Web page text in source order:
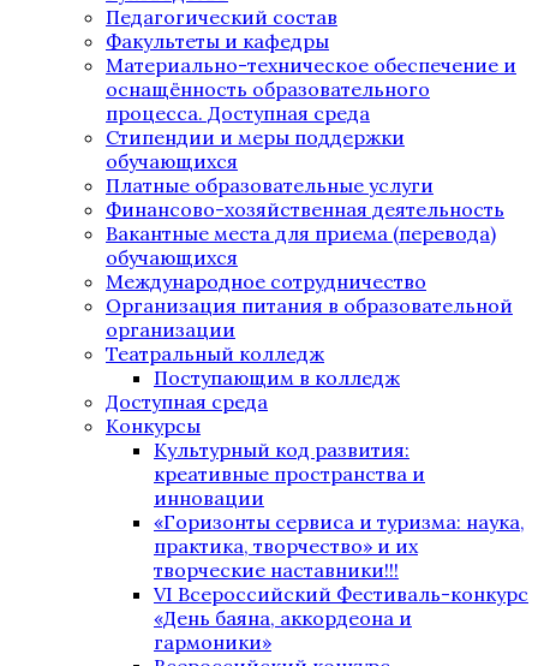
Педагогический состав
Факультеты и кафедры
Материально-техническое обеспечение и
оснащённость образовательного
процесса. Доступная среда
Стипендии и меры поддержки
обучающихся
Платные образовательные услуги
Финансово-хозяйственная деятельность
Вакантные места для приема (перевода)
обучающихся
Международное сотрудничество
Организация питания в образовательной
организации
Театральный колледж
Поступающим в колледж
Доступная среда
Конкурсы
Культурный код развития:
креативные пространства и
инновации
«Горизонты сервиса и туризма: наука,
практика, творчество» и их
творческие наставники!!!
VI Всероссийский Фестиваль-конкурс
«День баяна, аккордеона и
гармоники»